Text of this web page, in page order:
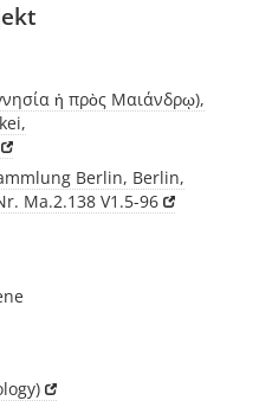
ἡ πρὸς Μαιάνδρῳ),
Berlin, Berlin,
Ma.2.138 V1.5-96